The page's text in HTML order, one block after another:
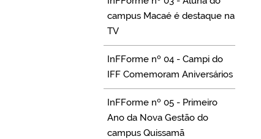
campus Macaé é destaque na
TV
InFForme nº 04 - Campi do
IFF Comemoram Aniversários
InFForme nº 05 - Primeiro
Ano da Nova Gestão do
campus Quissamã